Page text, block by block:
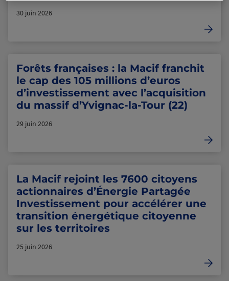
30 juin 2026
Forêts françaises : la Macif franchit
le cap des 105 millions d’euros
d’investissement avec l’acquisition
du massif d’Yvignac-la-Tour (22)
29 juin 2026
La Macif rejoint les 7600 citoyens
actionnaires d’Énergie Partagée
Investissement pour accélérer une
transition énergétique citoyenne
sur les territoires
25 juin 2026